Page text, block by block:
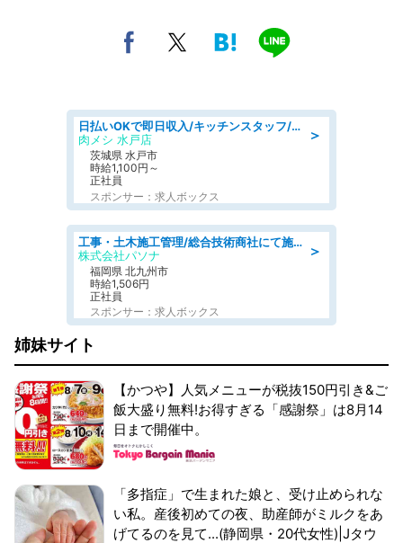
＞
日払いOKで即日収入/キッチンスタッフ/「原付免許必須」デリバリー業務など、自己成長可能な幅広い仕事に挑戦!髪型自由&ピアス・ネイルOK/茨城県/水戸市
肉メシ 水戸店
茨城県 水戸市
時給1,100円～
正社員
スポンサー：求人ボックス
＞
工事・土木施工管理/総合技術商社にて施工管理のお仕事/即日勤務可/車通勤可/工事・土木施工管理/生産・品質管理
株式会社パソナ
福岡県 北九州市
時給1,506円
正社員
スポンサー：求人ボックス
姉妹サイト
【かつや】人気メニューが税抜150円引き&ご
飯大盛り無料!お得すぎる「感謝祭」は8月14
日まで開催中。
「多指症」で生まれた娘と、受け止められな
い私。産後初めての夜、助産師がミルクをあ
げてるのを見て...(静岡県・20代女性)|Jタウ